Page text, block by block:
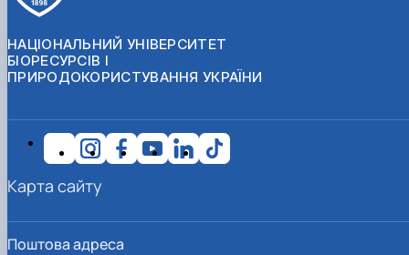
НАЦІОНАЛЬНИЙ УНІВЕРСИТЕТ
БІОРЕСУРСІВ І
ПРИРОДОКОРИСТУВАННЯ УКРАЇНИ
Поштова адреса
Карта сайту